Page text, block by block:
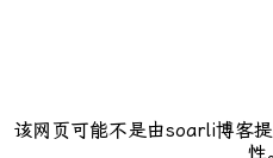
该网页可能不是由soarli博客
性